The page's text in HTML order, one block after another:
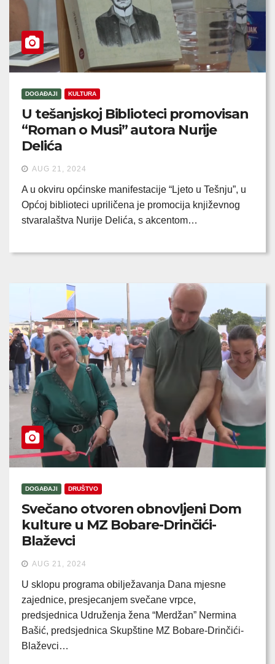
DOGAĐAJI KULTURA
U tešanjskoj Biblioteci promovisan
“Roman o Musi” autora Nurije
Delića
AUG 21, 2024
A u okviru općinske manifestacije “Ljeto u Tešnju”, u
Općoj biblioteci upriličena je promocija književnog
stvaralaštva Nurije Delića, s akcentom…
DOGAĐAJI DRUŠTVO
Svečano otvoren obnovljeni Dom
kulture u MZ Bobare-Drinčići-
Blaževci
AUG 21, 2024
U sklopu programa obilježavanja Dana mjesne
zajednice, presjecanjem svečane vrpce,
predsjednica Udruženja žena “Merdžan” Nermina
Bašić, predsjednica Skupštine MZ Bobare-Drinčići-
Blaževci…